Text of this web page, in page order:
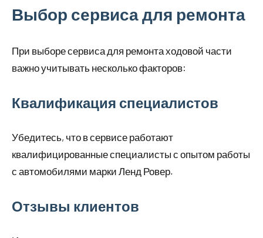
Выбор сервиса для ремонта
При выборе сервиса для ремонта ходовой части
важно учитывать несколько факторов:
Квалификация специалистов
Убедитесь, что в сервисе работают
квалифицированные специалисты с опытом работы
с автомобилями марки Ленд Ровер.
Отзывы клиентов